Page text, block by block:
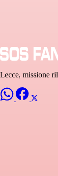
Lecce, missione